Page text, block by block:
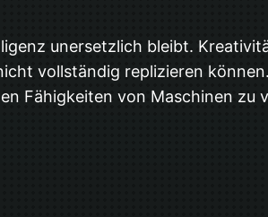
unersetzlich bleibt.
vollständig replizieren
Fähigkeiten von Maschinen zu